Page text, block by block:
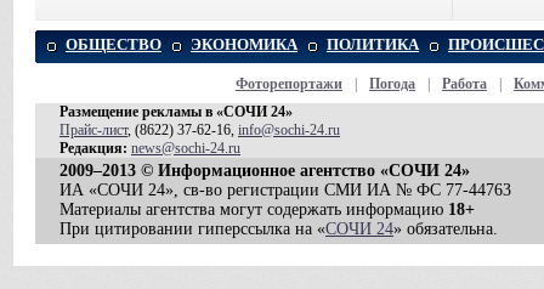
ОБЩЕСТВО ЭКОНОМИКА ПОЛИТИКА
Фоторепортажи Погода Работа
Размещение рекламы в «СОЧИ 24»
Прайс-лист, (8622) 37-62-16, info@sochi-24.ru
Редакция: news@sochi-24.ru
2009–2013 © Информационное агентство «СОЧИ 24»
ИА «СОЧИ 24», св-во регистрации СМИ ИА № ФС 77-44763
Материалы агентства могут содержать информацию 18+
При цитировании гиперссылка на «СОЧИ 24» обязательна.